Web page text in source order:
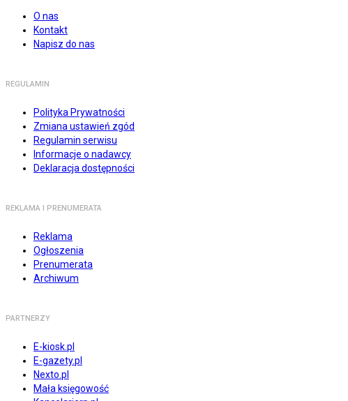
O nas
Kontakt
Napisz do nas
REGULAMIN
Polityka Prywatności
Zmiana ustawień zgód
Regulamin serwisu
Informacje o nadawcy
Deklaracja dostępności
REKLAMA I PRENUMERATA
Reklama
Ogłoszenia
Prenumerata
Archiwum
PARTNERZY
E-kiosk.pl
E-gazety.pl
Nexto.pl
Mała księgowość